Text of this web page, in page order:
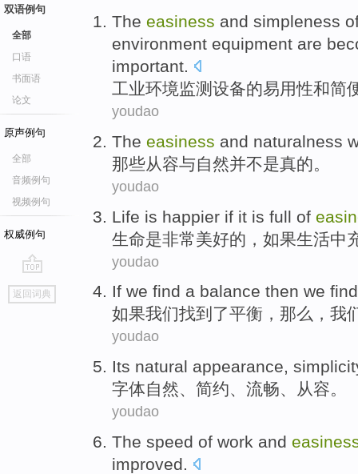
双语例句
全部
口语
书面语
论文
原声例句
全部
音频例句
视频例句
权威例句
go
top
返回词典
The easiness and simpleness
environment equipment are
important.
工业环境监测 设备的易用性和简
youdao
The easiness and naturalness
那些从容与自然并不是真的。
youdao
Life is happier if it is full of
生命是非常美好的， 如果生活中
youdao
If we find a balance then we
如果我们找到 了平衡 ， 那么 ，我
youdao
Its natural appearance,
字体自然、 简约、 流畅、 从容。
youdao
The speed of work and
improved.